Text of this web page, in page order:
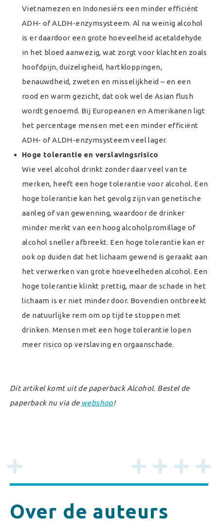
Vietnamezen en Indonesiërs een minder efficiënt
ADH- of ALDH-enzymsysteem. Al na weinig alcohol
is er daardoor een grote hoeveelheid acetaldehyde
in het bloed aanwezig, wat zorgt voor klachten zoals
hoofdpijn, duizeligheid, hartkloppingen,
benauwdheid, zweten en misselijkheid – en een
rood en warm gezicht, dat ook wel de Asian flush
wordt genoemd. Bij Europeanen en Amerikanen ligt
het percentage mensen met een minder efficiënt
ADH- of ALDH-enzymsysteem veel lager.
Hoge tolerantie en verslavingsrisico
Wie veel alcohol drinkt zonder daar veel van te
merken, heeft een hoge tolerantie voor alcohol. Een
hoge tolerantie kan het gevolg zijn van genetische
aanleg of van gewenning, waardoor de drinker
minder merkt van een hoog alcoholpromillage of
alcohol sneller afbreekt. Een hoge tolerantie kan er
ook op duiden dat het lichaam gewend is geraakt aan
het verwerken van grote hoeveelheden alcohol. Een
hoge tolerantie klinkt prettig, maar de schade in het
lichaam is er niet minder door. Bovendien ontbreekt
de natuurlijke rem om op tijd te stoppen met
drinken. Mensen met een hoge tolerantie lopen
meer risico op verslaving en orgaanschade.
Dit artikel komt uit de paperback Alcohol. Bestel de
paperback nu via de webshop!
Over de auteurs